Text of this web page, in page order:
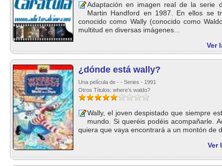
Adaptación en imagen real de la serie
Martin Handford en 1987. En ellos se
conocido como Wally (conocido como
multitud en diversas imágenes...
Ver
¿dónde está wally?
Una película de - - Series - 1991
Otros Títulos: where’s waldo?
Wally, el joven despistado que siempre
mundo. Si queréis podéis acompañarle.
quiera que vaya encontrará a un montón de
Ver